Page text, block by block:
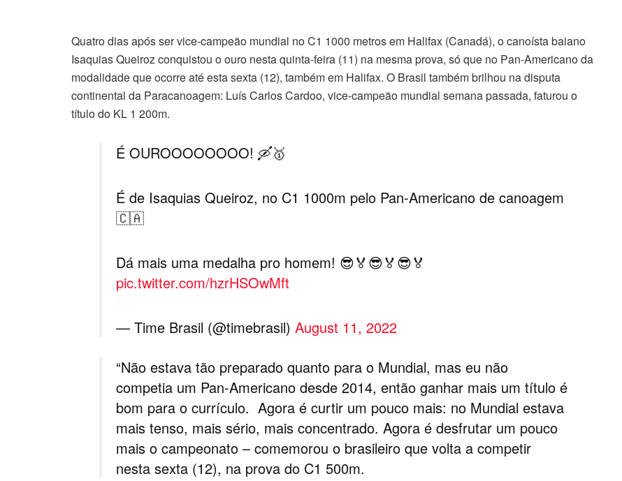
Quatro dias após ser vice-campeão mundial no C1 1000 metros em Halifax (Canadá), o canoísta baiano
Isaquias Queiroz conquistou o ouro nesta quinta-feira (11) na mesma prova, só que no Pan-Americano da
modalidade que ocorre até esta sexta (12), também em Halifax. O Brasil também brilhou na disputa
continental da Paracanoagem: Luís Carlos Cardoo, vice-campeão mundial semana passada, faturou o
título do KL 1 200m.
É OUROOOOOOOO! 🛶🥇
É de Isaquias Queiroz, no C1 1000m pelo Pan-Americano de canoagem
🇨🇦
Dá mais uma medalha pro homem! 😎🏅😎🏅😎🏅
pic.twitter.com/hzrHSOwMft
— Time Brasil (@timebrasil) August 11, 2022
“Não estava tão preparado quanto para o Mundial, mas eu não
competia um Pan-Americano desde 2014, então ganhar mais um título é
bom para o currículo. Agora é curtir um pouco mais: no Mundial estava
mais tenso, mais sério, mais concentrado. Agora é desfrutar um pouco
mais o campeonato – comemorou o brasileiro que volta a competir
nesta sexta (12), na prova do C1 500m.